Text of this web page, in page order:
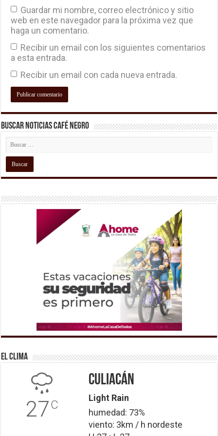
Guardar mi nombre, correo electrónico y sitio
web en este navegador para la próxima vez que
haga un comentario.
Recibir un email con los siguientes comentarios
a esta entrada.
Recibir un email con cada nueva entrada.
Buscar Noticias Café Negro
El Clima
27C
Culiacán
Light Rain
humedad: 73%
viento: 3km / h nordeste